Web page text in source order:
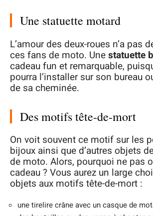
Une statuette motard
L’amour des deux-roues n’a pas
ces fans de moto. Unestatuette
cadeau fun et remarquable,
pourra l’installer sur son bureau
de sa cheminée.
Des motifs tête-de-mort
On voit souvent ce motif sur les
bijoux ainsi que d’autres objets
de moto. Alors, pourquoi ne pas
cadeau ? Vous aurez un large
objets aux motifs tête-de-mort :
une tirelire crâne avec un casque de